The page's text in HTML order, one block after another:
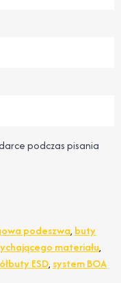
podczas pisania
podeszwa, buty
materiału,
ESD, system BOA